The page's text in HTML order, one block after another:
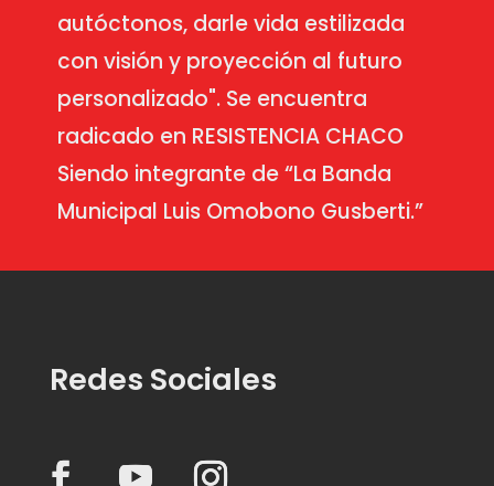
autóctonos, darle vida estilizada
con visión y proyección al futuro
personalizado". Se encuentra
radicado en RESISTENCIA CHACO
Siendo integrante de “La Banda
Municipal Luis Omobono Gusberti.”
Redes Sociales